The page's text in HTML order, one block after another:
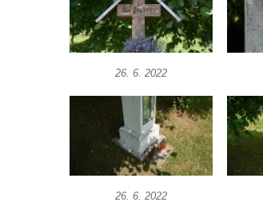
Centrální kříž hřbitova v Římově
Kříž na návsi v Dolním Třeboníně
Boží muka v Plavu
Kříž u Obrázku severovýchodně od
Práchně
26. 6. 2022
26. 6. 2022